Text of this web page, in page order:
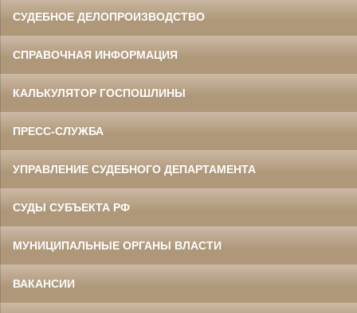
СУДЕБНОЕ ДЕЛОПРОИЗВОДСТВО
СПРАВОЧНАЯ ИНФОРМАЦИЯ
КАЛЬКУЛЯТОР ГОСПОШЛИНЫ
ПРЕСС-СЛУЖБА
УПРАВЛЕНИЕ СУДЕБНОГО ДЕПАРТАМЕНТА
СУДЫ СУБЪЕКТА РФ
МУНИЦИПАЛЬНЫЕ ОРГАНЫ ВЛАСТИ
ВАКАНСИИ